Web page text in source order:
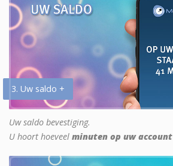
3. Uw saldo +
Uw saldo bevestiging.
U hoort hoeveel minuten op uw account